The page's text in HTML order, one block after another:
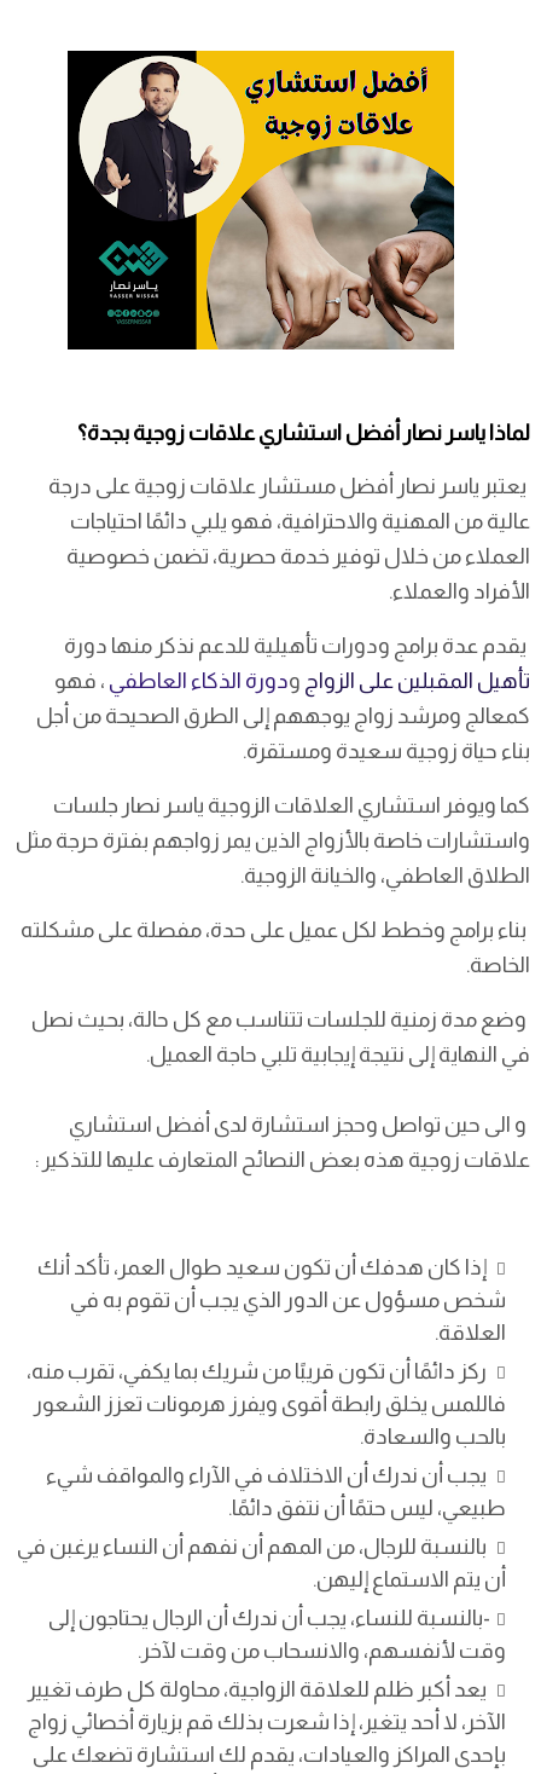
لماذا ياسر نصار أفضل استشاري علاقات زوجية بجدة؟
يعتبر ياسر نصار أفضل مستشار علاقات زوجية على درجة
عالية من المهنية والاحترافية، فهو يلبي دائمًا احتياجات
العملاء من خلال توفير خدمة حصرية، تضمن خصوصية
الأفراد والعملاء.
يقدم عدة برامج ودورات تأهيلية للدعم نذكر منها دورة
تأهيل المقبلين على الزواجودورة الذكاء العاطفي ، فهو
كمعالج ومرشد زواج يوجههم إلى الطرق الصحيحة من أجل
بناء حياة زوجية سعيدة ومستقرة.
كما ويوفر استشاري العلاقات الزوجية ياسر نصار جلسات
واستشارات خاصة بالأزواج الذين يمر زواجهم بفترة حرجة مثل
الطلاق العاطفي، والخيانة الزوجية.
بناء برامج وخطط لكل عميل على حدة، مفصلة على مشكلته
الخاصة.
وضع مدة زمنية للجلسات تتناسب مع كل حالة، بحيث نصل
في النهاية إلى نتيجة إيجابية تلبي حاجة العميل.
و الى حين تواصل وحجز استشارة لدى أفضل استشاري
علاقات زوجية هذه بعض النصائح المتعارف عليها للتذكير :
إذا كان هدفك أن تكون سعيد طوال العمر، تأكد أنك
شخص مسؤول عن الدور الذي يجب أن تقوم به في
العلاقة.
ركز دائمًا أن تكون قريبًا من شريك بما يكفي، تقرب منه،
فاللمس يخلق رابطة أقوى ويفرز هرمونات تعزز الشعور
بالحب والسعادة.
يجب أن ندرك أن الاختلاف في الآراء والمواقف شيء
طبيعي، ليس حتمًا أن نتفق دائمًا.
بالنسبة للرجال، من المهم أن نفهم أن النساء يرغبن في
أن يتم الاستماع إليهن.
-بالنسبة للنساء، يجب أن ندرك أن الرجال يحتاجون إلى
وقت لأنفسهم، والانسحاب من وقت لآخر.
يعد أكبر ظلم للعلاقة الزواجية، محاولة كل طرف تغيير
الآخر، لا أحد يتغير، إذا شعرت بذلك قم بزيارة أخصائي زواج
بإحدى المراكز والعيادات، يقدم لك استشارة تضعك على